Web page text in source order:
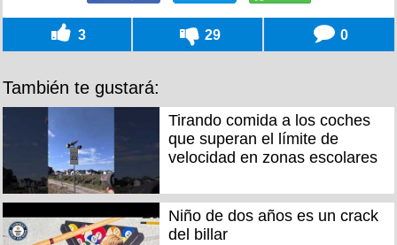
3 29 0
También te gustará:
Tirando comida a los coches
que superan el límite de
velocidad en zonas escolares
Niño de dos años es un crack
del billar